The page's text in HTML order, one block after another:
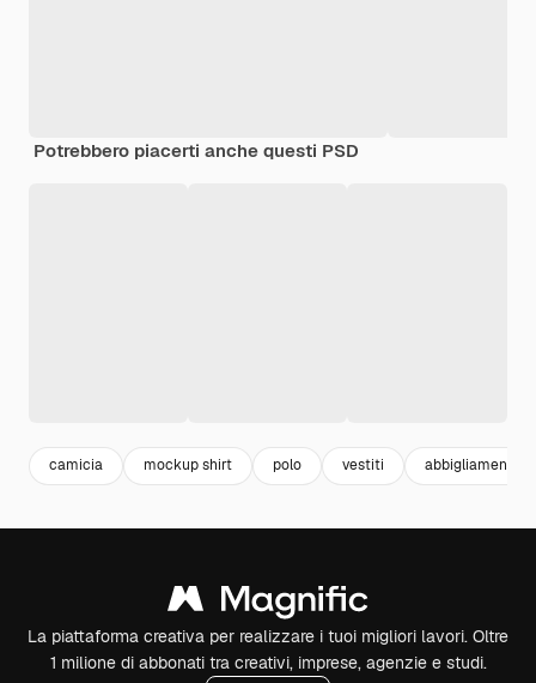
Potrebbero piacerti anche questi PSD
camicia mockup shirt polo vestiti abbigliamento
La piattaforma creativa per realizzare i tuoi migliori lavori. Oltre
1 milione di abbonati tra creativi, imprese, agenzie e studi.